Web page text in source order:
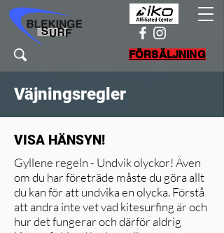
FÖRSÄLJNING
Väjningsregler
VISA HÄNSYN!
Gyllene regeln - Undvik olyckor! Även
om du har företräde måste du göra allt
du kan för att undvika en olycka. Förstå
att andra inte vet vad kitesurfing är och
hur det fungerar och därför aldrig